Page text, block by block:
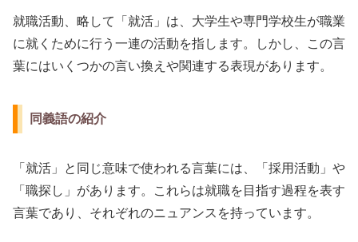
就職活動、略して「就活」は、大学生や専門学校生が職業
に就くために行う一連の活動を指します。しかし、この言
葉にはいくつかの言い換えや関連する表現があります。
同義語の紹介
「就活」と同じ意味で使われる言葉には、「採用活動」や
「職探し」があります。これらは就職を目指す過程を表す
言葉であり、それぞれのニュアンスを持っています。